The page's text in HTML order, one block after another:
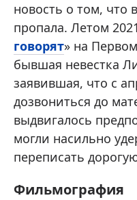
новость о том, что
пропала. Летом
говорят» на
бывшая невестка
заявившая, что с
дозвониться до
выдвигалось
могли насильно
переписать
Фильмография